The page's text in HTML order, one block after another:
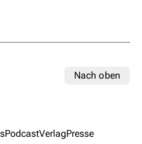
Nach oben
PodcastVerlagPresse